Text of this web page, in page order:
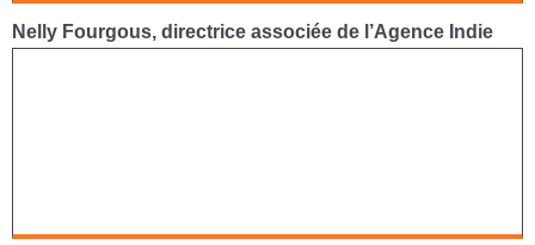
Nelly Fourgous, directrice associée de l’Agence Indie